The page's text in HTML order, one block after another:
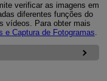
verificar as imagens em
diferentes funções do
vídeos. Para obter mais
e Captura de Fotogramas.